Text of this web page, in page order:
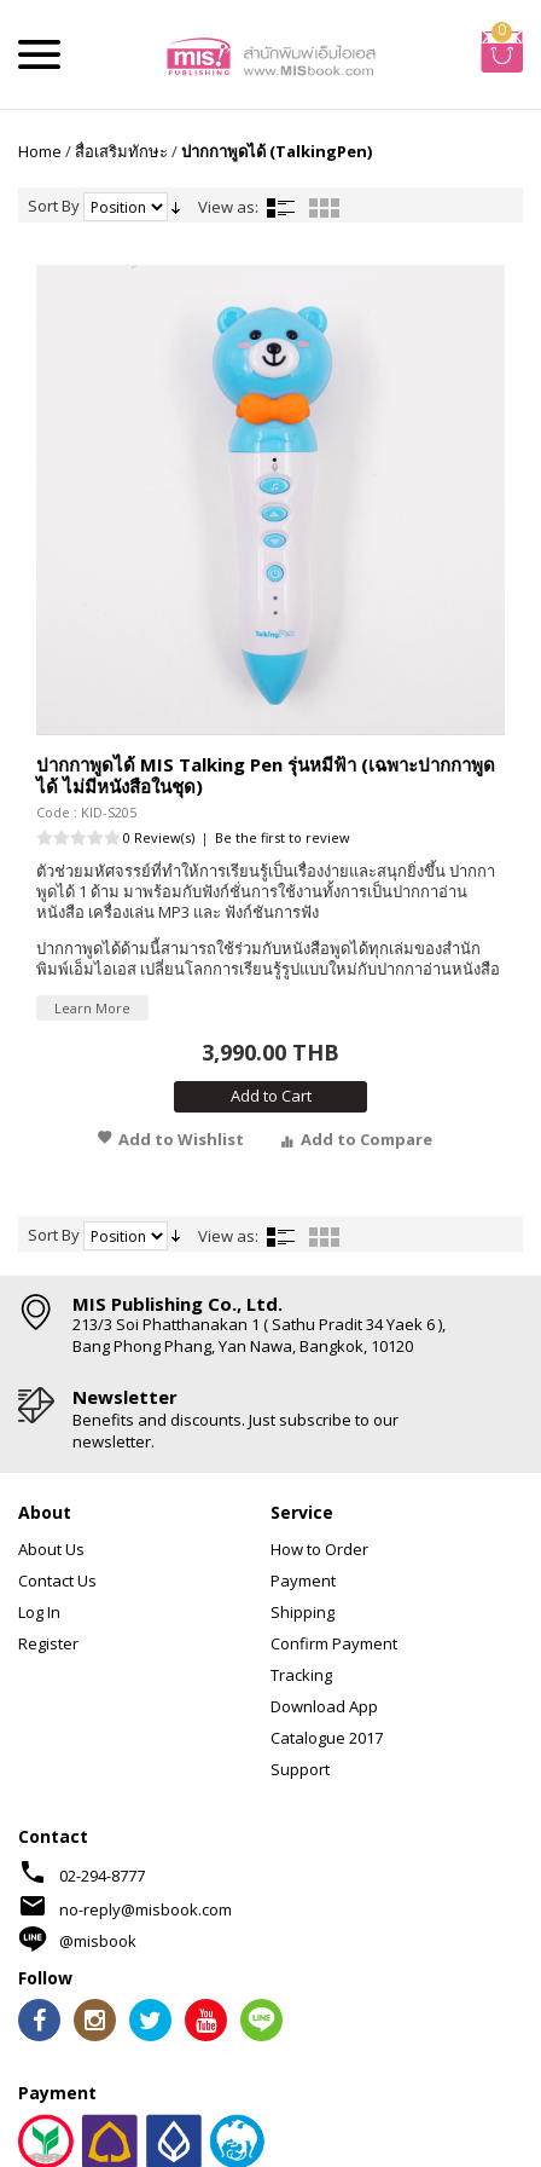
0
Home /สื่อเสริมทักษะ /ปากกาพูดได้ (TalkingPen)
Sort By View as:
ปากกาพูดได้ MIS Talking Pen รุ่นหมีฟ้า (เฉพาะปากกาพูด
ได้ ไม่มีหนังสือในชุด)
Code : KID-S205
0 Review(s) | Be the first to review
ตัวช่วยมหัศจรรย์ที่ทำให้การเรียนรู้เป็นเรื่องง่ายและสนุกยิ่งขึ้น ปากกา
พูดได้ 1 ด้าม มาพร้อมกับฟังก์ชั่นการใช้งานทั้งการเป็นปากกาอ่าน
หนังสือ เครื่องเล่น MP3 และ ฟังก์ชันการฟัง
ปากกาพูดได้ด้ามนี้สามารถใช้ร่วมกับหนังสือพูดได้ทุกเล่มของสำนัก
พิมพ์เอ็มไอเอส เปลี่ยนโลกการเรียนรู้รูปแบบใหม่กับปากกาอ่านหนังสือ
Learn More
3,990.00 THB
Add to Cart
Add to Wishlist
Add to Compare
Sort By View as:
MIS Publishing Co., Ltd.
213/3 Soi Phatthanakan 1 ( Sathu Pradit 34 Yaek 6 ),
Bang Phong Phang, Yan Nawa, Bangkok, 10120
Newsletter
Benefits and discounts. Just subscribe to our
newsletter.
About
About Us
Contact Us
Log In
Register
Service
How to Order
Payment
Shipping
Confirm Payment
Tracking
Download App
Catalogue 2017
Support
Contact
phone 02-294-8777
mail
no-reply@misbook.com
@misbook
Follow
Payment